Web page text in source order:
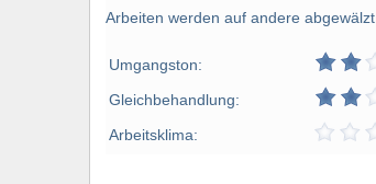
Arbeiten werden auf andere abgewälzt.
Umgangston:
Gleichbehandlung:
Arbeitsklima: